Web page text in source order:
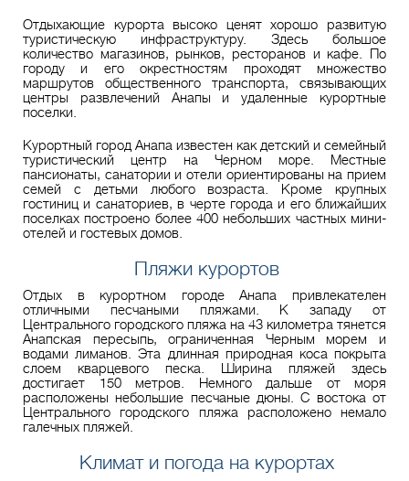
Отдыхающие курорта высоко ценят хорошо развитую
туристическую инфраструктуру. Здесь большое
количество магазинов, рынков, ресторанов и кафе. По
городу и его окрестностям проходят множество
маршрутов общественного транспорта, связывающих
центры развлечений Анапы и удаленные курортные
поселки.
Курортный город Анапа известен как детский и семейный
туристический центр на Черном море. Местные
пансионаты, санатории и отели ориентированы на прием
семей с детьми любого возраста. Кроме крупных
гостиниц и санаториев, в черте города и его ближайших
поселках построено более 400 небольших частных мини-
отелей и гостевых домов.
Пляжи курортов
Отдых в курортном городе Анапа привлекателен
отличными песчаными пляжами. К западу от
Центрального городского пляжа на 43 километра тянется
Анапская пересыпь, ограниченная Черным морем и
водами лиманов. Эта длинная природная коса покрыта
слоем кварцевого песка. Ширина пляжей здесь
достигает 150 метров. Немного дальше от моря
расположены небольшие песчаные дюны. С востока от
Центрального городского пляжа расположено немало
галечных пляжей.
Климат и погода на курортах